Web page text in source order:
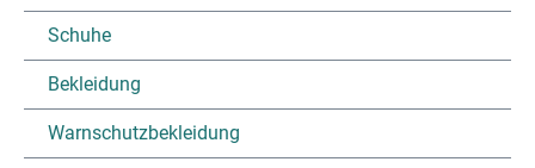
Schuhe
Bekleidung
Warnschutzbekleidung